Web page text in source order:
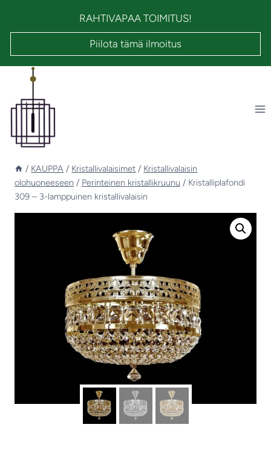
RAHTIVAPAA TOIMITUS!
Piilota tämä ilmoitus
/ KAUPPA / Kristallivalaisimet / Kristallivalaisin
olohuoneeseen / Perinteinen kristallikruunu / Kristalliplafondi
309 – 3-lamppuinen kristallivalaisin